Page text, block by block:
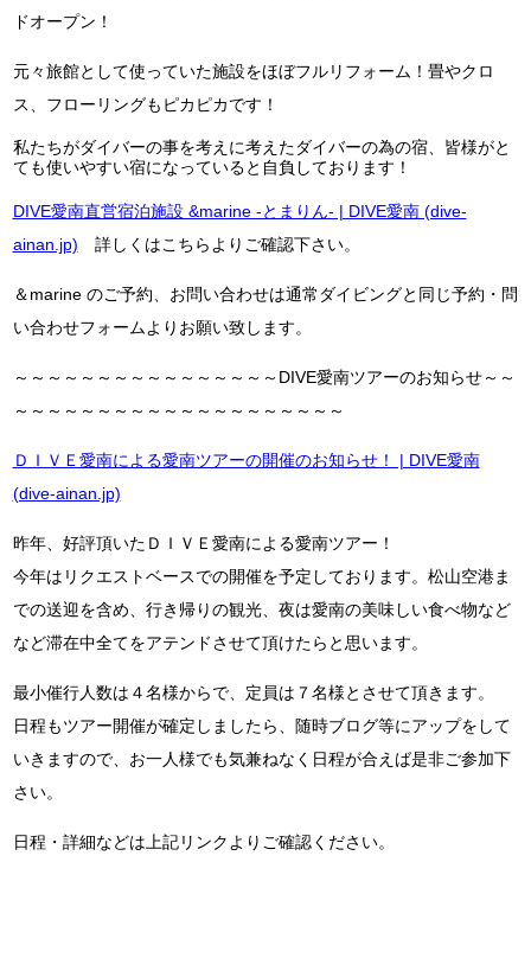
ドオープン！
元々旅館として使っていた施設をほぼフルリフォーム！畳やクロ
ス、フローリングもピカピカです！
私たちがダイバーの事を考えに考えたダイバーの為の宿、皆様がと
ても使いやすい宿になっていると自負しております！
DIVE愛南直営宿泊施設 &marine -とまりん- | DIVE愛南 (dive-
ainan.jp) 詳しくはこちらよりご確認下さい。
＆marine のご予約、お問い合わせは通常ダイビングと同じ予約・問
い合わせフォームよりお願い致します。
～～～～～～～～～～～～～～～～DIVE愛南ツアーのお知らせ～～
～～～～～～～～～～～～～～～～～～～～
ＤＩＶＥ愛南による愛南ツアーの開催のお知らせ！ | DIVE愛南
(dive-ainan.jp)
昨年、好評頂いたＤＩＶＥ愛南による愛南ツアー！
今年はリクエストベースでの開催を予定しております。松山空港ま
での送迎を含め、行き帰りの観光、夜は愛南の美味しい食べ物など
など滞在中全てをアテンドさせて頂けたらと思います。
最小催行人数は４名様からで、定員は７名様とさせて頂きます。
日程もツアー開催が確定しましたら、随時ブログ等にアップをして
いきますので、お一人様でも気兼ねなく日程が合えば是非ご参加下
さい。
日程・詳細などは上記リンクよりご確認ください。